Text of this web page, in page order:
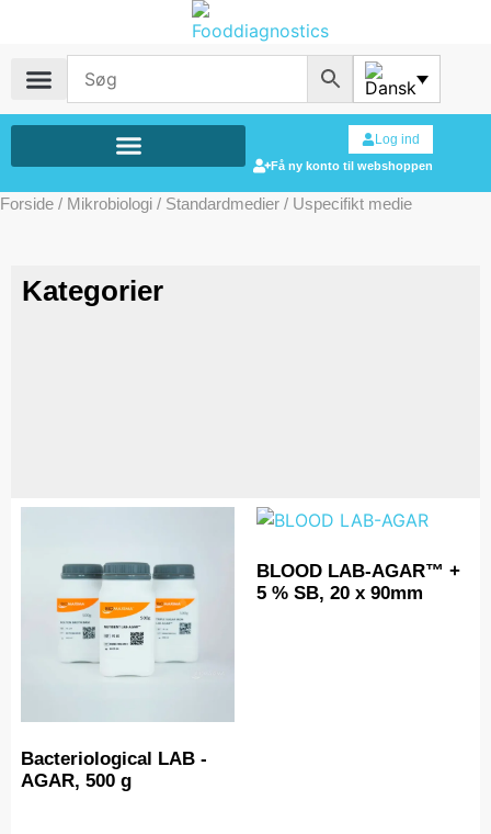
Log ind
Få ny konto til webshoppen
Forside / Mikrobiologi / Standardmedier / Uspecifikt medie
Kategorier
Bacteriological LAB -
AGAR, 500 g
BLOOD LAB-AGAR™ +
5 % SB, 20 x 90mm